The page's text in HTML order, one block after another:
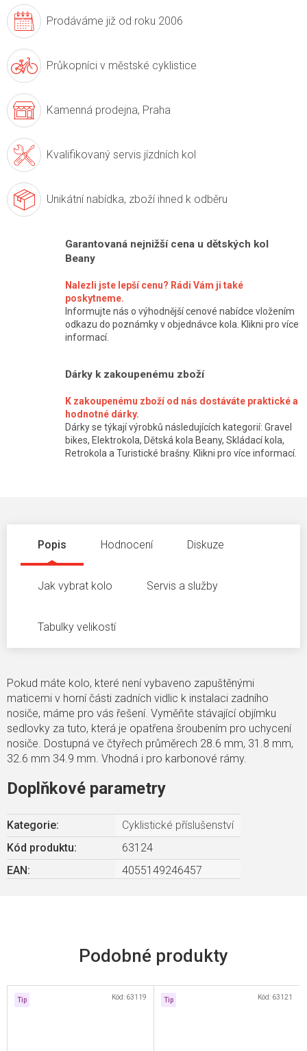
Prodáváme již od roku 2006
Průkopníci v městské cyklistice
Kamenná prodejna, Praha
Kvalifikovaný servis jízdních kol
Unikátní nabídka, zboží ihned k odběru
Garantovaná nejnižší cena u dětských kol
Beany
Nalezli jste lepší cenu? Rádi Vám ji také
poskytneme.
Informujte nás o výhodnější cenové nabídce vložením
odkazu do poznámky v objednávce kola. Klikni pro více
informací.
Dárky k zakoupenému zboží
K zakoupenému zboží od nás dostáváte praktické a
hodnotné dárky.
Dárky se týkají výrobků následujících kategorií: Gravel
bikes, Elektrokola, Dětská kola Beany, Skládací kola,
Retrokola a Turistické brašny. Klikni pro více informací.
Popis Hodnocení Diskuze
Jak vybrat kolo Servis a služby
Tabulky velikostí
Pokud máte kolo, které není vybaveno zapuštěnými
maticemi v horní části zadních vidlic k instalaci zadního
nosiče, máme pro vás řešení. Vyměňte stávající objímku
sedlovky za tuto, která je opatřena šroubením pro uchycení
nosiče. Dostupná ve čtyřech průměrech 28.6 mm, 31.8 mm,
32.6 mm 34.9 mm. Vhodná i pro karbonové rámy.
Doplňkové parametry
Kategorie:
Cyklistické příslušenství
Kód produktu:
63124
EAN : 4055149246457
Tip Kód: 63119 Tip Kód: 63121